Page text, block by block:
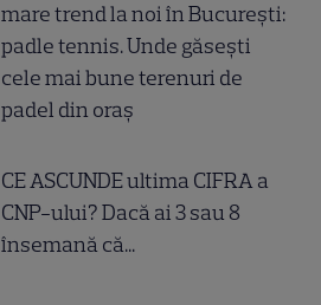
mare trend la noi în București:
padle tennis. Unde găsești
cele mai bune terenuri de
padel din oraș
CE ASCUNDE ultima CIFRA a
CNP-ului? Dacă ai 3 sau 8
însemană că...